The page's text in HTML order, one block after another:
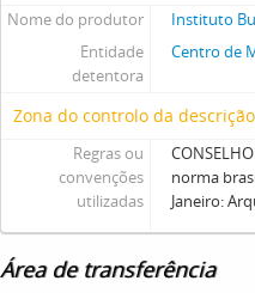
Nome do produtor
Instituto
Entidade
detentora
Centro de
Zona do controlo da descrição
Regras ou
convenções
utilizadas
norma
Janeiro:
Área de transferência